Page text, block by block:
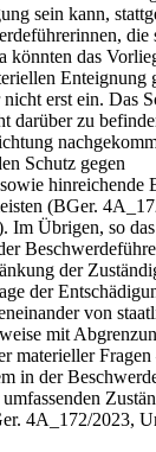
sein kann,
die
könnten das
Enteignung
erst ein. Das
darüber zu
Schutz gegen
hinreichende
(BGer.
Im Übrigen, so
der
der
von
mit
materieller
in der
4A_172/2023,